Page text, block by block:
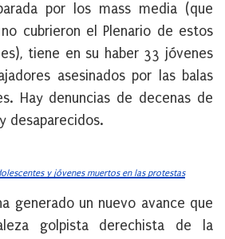
por los mass media (que
cubrieron el Plenario de estos
tiene en su haber 33 jóvenes
asesinados por las balas
Hay denuncias de decenas de
desaparecidos.
y jóvenes muertos en las protestas
generado un nuevo avance que
golpista derechista de la